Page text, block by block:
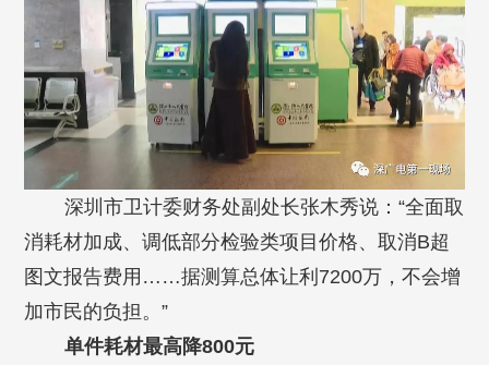
深圳市卫计委财务处副处长张木秀说：“全面取
消耗材加成、调低部分检验类项目价格、取消B超
图文报告费用……据测算总体让利7200万，不会增
加市民的负担。”
单件耗材最高降800元